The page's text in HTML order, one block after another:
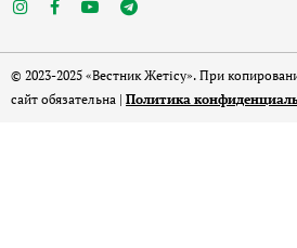
© 2023-2025 «Вестник Жетісу». При
сайт обязательна | Политика